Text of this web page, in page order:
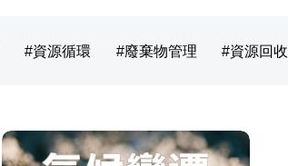
資源循環 廢棄物管理 資源回收